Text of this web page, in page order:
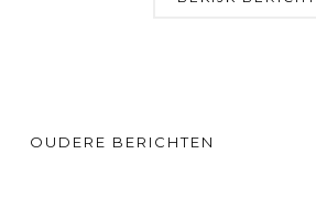
OUDERE BERICHTEN